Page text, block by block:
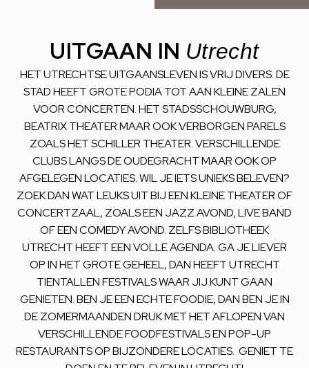
UITGAAN IN Utrecht
HET UTRECHTSE UITGAANSLEVEN IS VRIJ DIVERS. DE
STAD HEEFT GROTE PODIA TOT AAN KLEINE ZALEN
VOOR CONCERTEN. HET STADSSCHOUWBURG,
BEATRIX THEATER MAAR OOK VERBORGEN PARELS
ZOALS HET SCHILLER THEATER. VERSCHILLENDE
CLUBS LANGS DE OUDEGRACHT MAAR OOK OP
AFGELEGEN LOCATIES. WIL JE IETS UNIEKS BELEVEN?
ZOEK DAN WAT LEUKS UIT BIJ EEN KLEINE THEATER OF
CONCERTZAAL, ZOALS EEN JAZZ AVOND, LIVE BAND
OF EEN COMEDY AVOND. ZELFS BIBLIOTHEEK
UTRECHT HEEFT EEN VOLLE AGENDA. GA JE LIEVER
OP IN HET GROTE GEHEEL, DAN HEEFT UTRECHT
TIENTALLEN FESTIVALS WAAR JIJ KUNT GAAN
GENIETEN. BEN JE EEN ECHTE FOODIE, DAN BEN JE IN
DE ZOMERMAANDEN DRUK MET HET AFLOPEN VAN
VERSCHILLENDE FOODFESTIVALS EN POP-UP
RESTAURANTS OP BIJZONDERE LOCATIES. GENIET TE